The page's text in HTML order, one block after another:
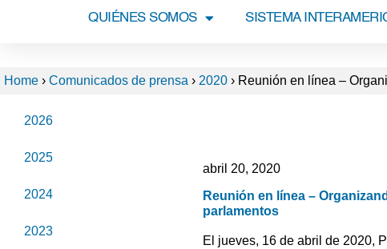
QUIÉNES SOMOS SISTEMA
Home › Comunicados de prensa › 2020 › Reunión en línea –
2026
2025
2024
2023
abril 20, 2020
Reunión en línea –
parlamentos
El jueves, 16 de abril de 2020,